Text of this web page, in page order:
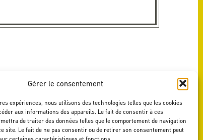
Gérer le consentement
expériences, nous utilisons des technologies telles que les cookies
aux informations des appareils. Le fait de consentir à ces
de traiter des données telles que le comportement de navigation
site. Le fait de ne pas consentir ou de retirer son consentement peut